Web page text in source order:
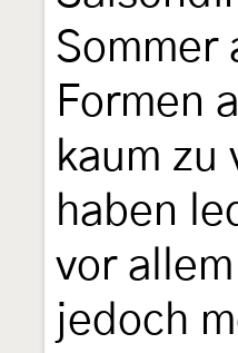
Sommer
Formen
kaum
haben
vor allem
jedoch